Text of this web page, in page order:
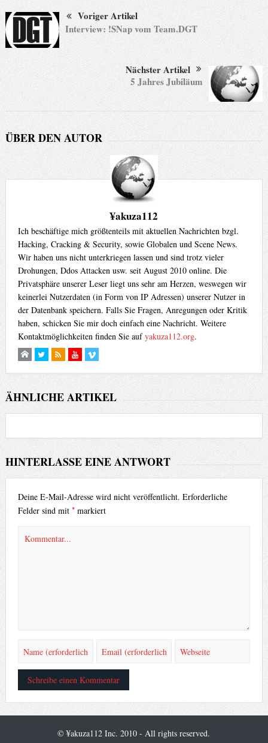
Voriger Artikel
Interview: !SNap vom Team.DGT
Nächster Artikel
5 Jahres Jubiläum
ÜBER DEN AUTOR
¥akuza112
Ich beschäftige mich größtenteils mit aktuellen Nachrichten bzgl.
Hacking, Cracking & Security, sowie Globalen und Scene News.
Wir haben uns nicht unterkriegen lassen und sind trotz vieler
Drohungen, Ddos Attacken usw. seit August 2010 online. Die
Privatsphäre unserer Leser liegt uns sehr am Herzen, weswegen wir
keinerlei Nutzerdaten (in Form von IP Adressen) unserer Nutzer in
der Datenbank speichern. Falls Sie Fragen, Anregungen oder Kritik
haben, schicken Sie mir doch einfach eine Nachricht. Weitere
Kontaktmöglichkeiten finden Sie aufyakuza112.org.
ÄHNLICHE ARTIKEL
HINTERLASSE EINE ANTWORT
Deine E-Mail-Adresse wird nicht veröffentlicht. Erforderliche
Felder sind mit *markiert
© ¥akuza112 Inc. 2010 - All rights reserved.